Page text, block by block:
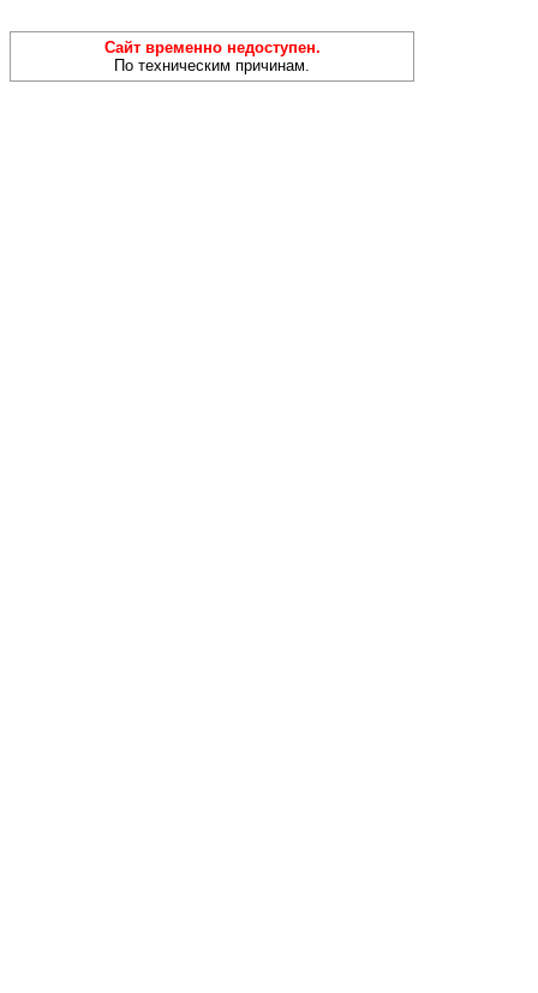
Сайт временно недоступен.
По техническим причинам.